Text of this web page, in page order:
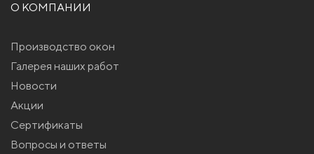
О КОМПАНИИ
Производство окон
Галерея наших работ
Новости
Акции
Сертификаты
Вопросы и ответы